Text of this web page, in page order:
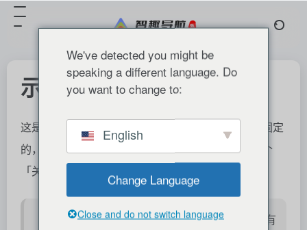
示例页面
这是示范页面。页面和博客文章不同，它的位置是固定
的，通常会在站点导航栏显示。很多用户都创建一个
「关于」页面，向访客介绍自己。例如：
大家好！ 我白天是一名快递小哥，晚上是一名有
We've detected you might be
speaking a different language. Do
you want to change to:
English
Change Language
Close and do not switch language